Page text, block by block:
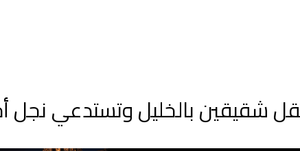
شقيقين بالخليل وتستدعي نجل